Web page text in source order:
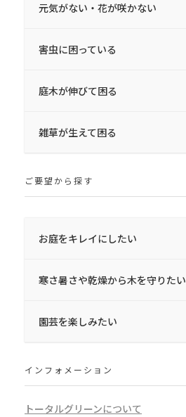
元気がない・花が咲かない
害虫に困っている
庭木が伸びて困る
雑草が生えて困る
ご要望から探す
お庭をキレイにしたい
寒さ暑さや乾燥から木を守りたい
園芸を楽しみたい
インフォメーション
トータルグリーンについて